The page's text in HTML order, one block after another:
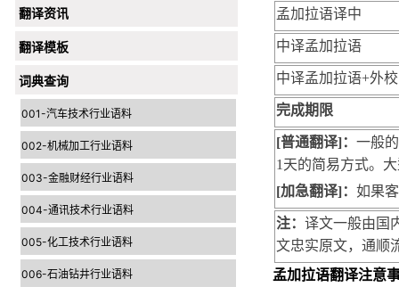
翻译资讯
翻译模板
词典查询
001-汽车技术行业语料
002-机械加工行业语料
003-金融财经行业语料
004-通讯技术行业语料
005-化工技术行业语料
006-石油钻井行业语料
孟加拉语译中
中译孟加拉语
中译孟加拉语+外校
完成期限
[普通翻译]： 一般
1天的简易方式。
[加急翻译]： 如果
注： 译文一般由国
文忠实原文，通顺
孟加拉语翻译注意